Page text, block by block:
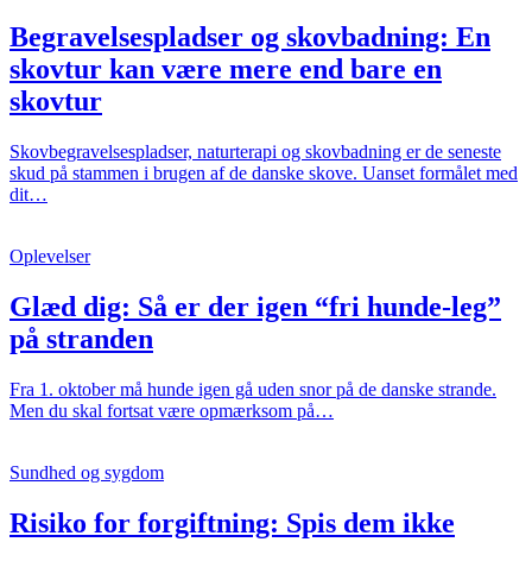
Begravelsespladser og skovbadning: En
skovtur kan være mere end bare en
skovtur
Skovbegravelsespladser, naturterapi og skovbadning er de seneste
skud på stammen i brugen af de danske skove. Uanset formålet med
dit…
Oplevelser
Glæd dig: Så er der igen “fri hunde-leg”
på stranden
Fra 1. oktober må hunde igen gå uden snor på de danske strande.
Men du skal fortsat være opmærksom på…
Sundhed og sygdom
Risiko for forgiftning: Spis dem ikke